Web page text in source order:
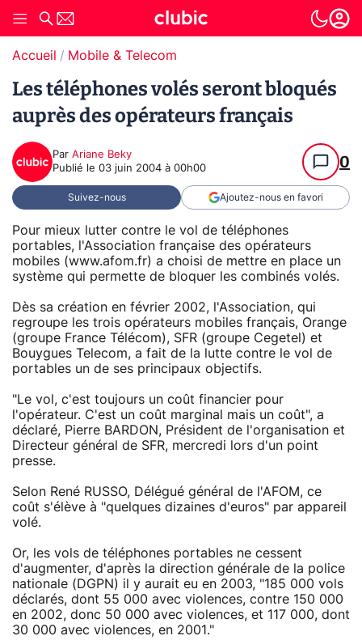
Accueil Mobile & Telecom
Les téléphones volés seront bloqués
auprès des opérateurs français
Par Ariane Beky
Publié le 03 juin 2004 à 00h00 0
Suivez-nous Ajoutez-nous en favori
Pour mieux lutter contre le vol de téléphones
portables, l'Association française des opérateurs
mobiles (www.afom.fr) a choisi de mettre en place un
système qui permette de bloquer les combinés volés.
Dès sa création en février 2002, l'Association, qui
regroupe les trois opérateurs mobiles français, Orange
(groupe France Télécom), SFR (groupe Cegetel) et
Bouygues Telecom, a fait de la lutte contre le vol de
portables un de ses principaux objectifs.
"Le vol, c'est toujours un coût financier pour
l'opérateur. C'est un coût marginal mais un coût", a
déclaré, Pierre BARDON, Président de l'organisation et
Directeur général de SFR, mercredi lors d'un point
presse.
Selon René RUSSO, Délégué général de l'AFOM, ce
coût s'élève à "quelques dizaines d'euros" par appareil
volé.
Or, les vols de téléphones portables ne cessent
d'augmenter, d'après la direction générale de la police
nationale (DGPN) il y aurait eu en 2003, "185 000 vols
déclarés, dont 55 000 avec violences, contre 150 000
en 2002, donc 50 000 avec violences, et 117 000, dont
30 000 avec violences, en 2001."